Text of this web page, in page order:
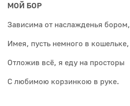
МОЙ БОР
Зависима от наслажденья бором,
Имея, пусть немного в кошельке,
Отложив всё, я еду на просторы
С любимою корзинкою в руке.